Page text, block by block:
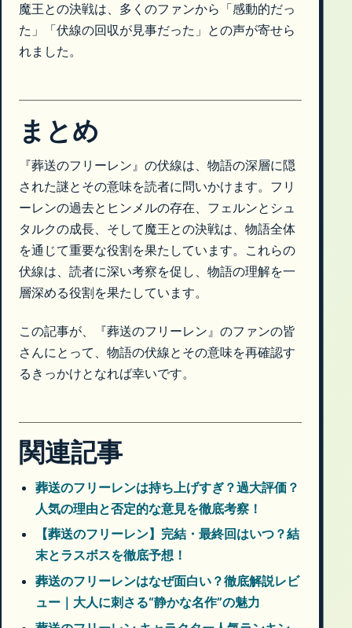
魔王との決戦は、多くのファンから「感動的だっ
た」「伏線の回収が見事だった」との声が寄せら
れました。
まとめ
『葬送のフリーレン』の伏線は、物語の深層に隠
された謎とその意味を読者に問いかけます。フリ
ーレンの過去とヒンメルの存在、フェルンとシュ
タルクの成長、そして魔王との決戦は、物語全体
を通じて重要な役割を果たしています。これらの
伏線は、読者に深い考察を促し、物語の理解を一
層深める役割を果たしています。
この記事が、『葬送のフリーレン』のファンの皆
さんにとって、物語の伏線とその意味を再確認す
るきっかけとなれば幸いです。
関連記事
葬送のフリーレンは持ち上げすぎ？過大評価？
人気の理由と否定的な意見を徹底考察！
【葬送のフリーレン】完結・最終回はいつ？結
末とラスボスを徹底予想！
葬送のフリーレンはなぜ面白い？徹底解説レビ
ュー｜大人に刺さる“静かな名作”の魅力